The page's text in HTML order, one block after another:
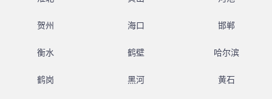
贺州 海口 邯郸
衡水 鹤壁 哈尔滨
鹤岗 黑河 黄石